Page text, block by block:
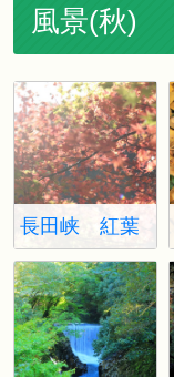
風景(秋)
長田峡 紅葉